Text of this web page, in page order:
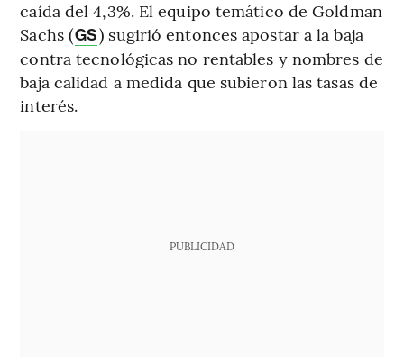
caída del 4,3%. El equipo temático de Goldman
Sachs (GS) sugirió entonces apostar a la baja
contra tecnológicas no rentables y nombres de
baja calidad a medida que subieron las tasas de
interés.
PUBLICIDAD